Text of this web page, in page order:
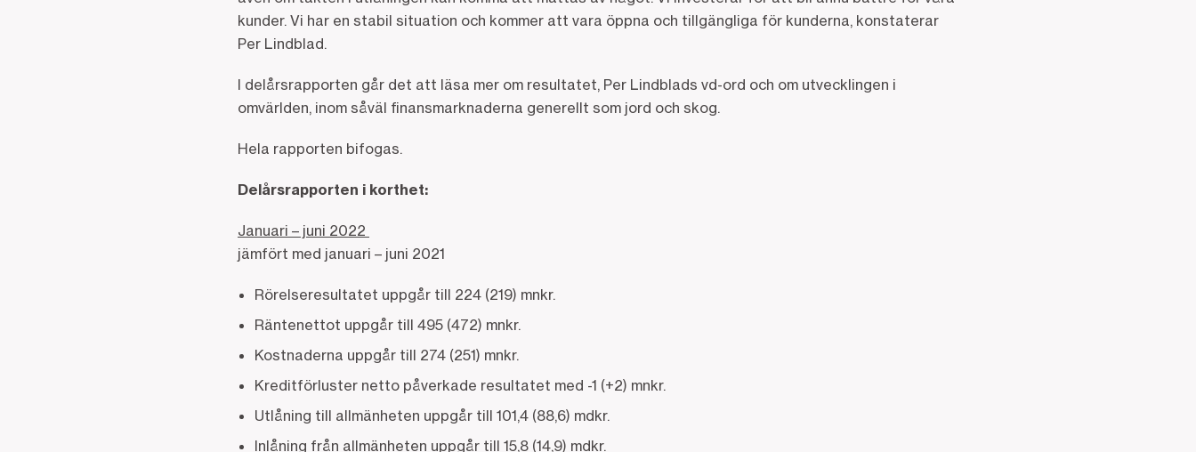
kunder. Vi har en stabil situation och kommer att vara öppna och tillgängliga för kunderna, konstaterar
Per Lindblad.
I delårsrapporten går det att läsa mer om resultatet, Per Lindblads vd-ord och om utvecklingen i
omvärlden, inom såväl finansmarknaderna generellt som jord och skog.
Hela rapporten bifogas.
Delårsrapporten i korthet:
Januari – juni 2022
jämfört med januari – juni 2021
Rörelseresultatet uppgår till 224 (219) mnkr.
Räntenettot uppgår till 495 (472) mnkr.
Kostnaderna uppgår till 274 (251) mnkr.
Kreditförluster netto påverkade resultatet med -1 (+2) mnkr.
Utlåning till allmänheten uppgår till 101,4 (88,6) mdkr.
Inlåning från allmänheten uppgår till 15,8 (14,9) mdkr.